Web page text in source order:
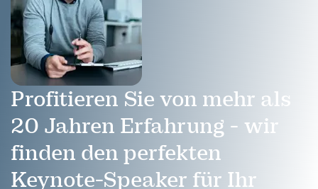
Profitieren Sie von mehr als
20 Jahren Erfahrung - wir
finden den perfekten
Keynote-Speaker für Ihr